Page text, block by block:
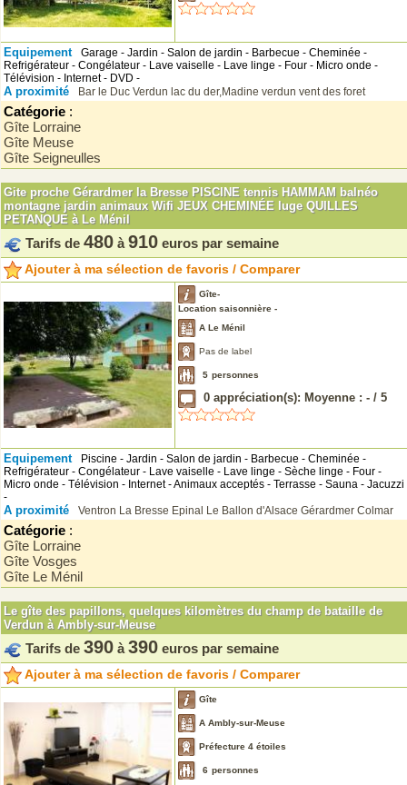
Equipement
Garage - Jardin - Salon de jardin - Barbecue - Cheminée -
Refrigérateur - Congélateur - Lave vaiselle - Lave linge - Four - Micro onde -
Télévision - Internet - DVD -
A proximité Bar le Duc Verdun lac du der,Madine verdun vent des foret
Catégorie :
Gîte Lorraine
Gîte Meuse
Gîte Seigneulles
Gite proche Gérardmer la Bresse PISCINE tennis HAMMAM balnéo
montagne jardin animaux Wifi JEUX CHEMINÉE luge QUILLES
PETANQUE à Le Ménil
Tarifs de 480 à 910 euros par semaine
Ajouter à ma sélection de favoris / Comparer
Gîte-
Location saisonnière -
A Le Ménil
Pas de label
5 personnes
0 appréciation(s): Moyenne : - / 5
Equipement
Piscine - Jardin - Salon de jardin - Barbecue - Cheminée -
Refrigérateur - Congélateur - Lave vaiselle - Lave linge - Sèche linge - Four -
Micro onde - Télévision - Internet - Animaux acceptés - Terrasse - Sauna - Jacuzzi
-
A proximité Ventron La Bresse Epinal Le Ballon d'Alsace Gérardmer Colmar
Catégorie :
Gîte Lorraine
Gîte Vosges
Gîte Le Ménil
Le gîte des papillons, quelques kilomètres du champ de bataille de
Verdun à Ambly-sur-Meuse
Tarifs de 390 à 390 euros par semaine
Ajouter à ma sélection de favoris / Comparer
Gîte
A Ambly-sur-Meuse
Préfecture 4 étoiles
6 personnes